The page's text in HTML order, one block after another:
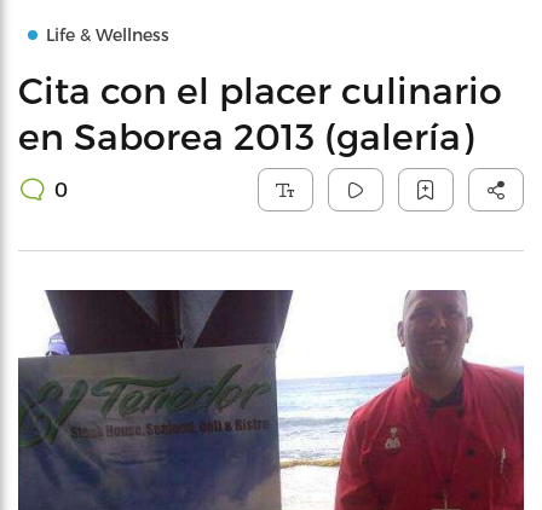
Life & Wellness
Cita con el placer culinario
en Saborea 2013 (galería)
0